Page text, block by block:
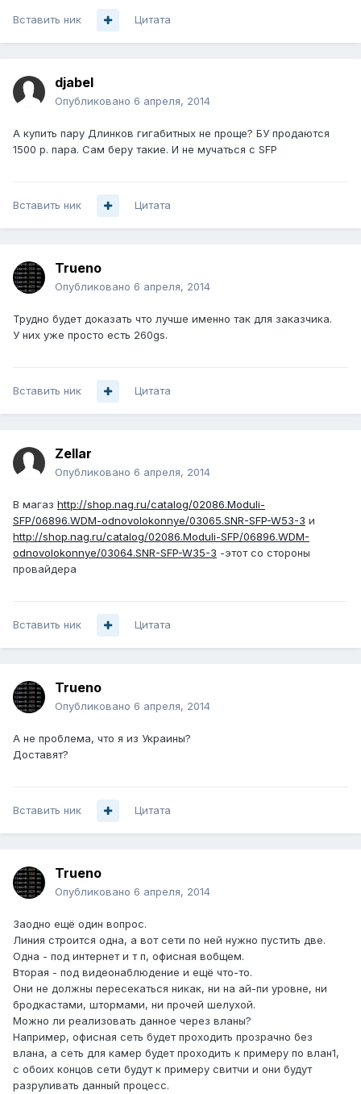
Вставить ник Цитата
djabel
Опубликовано 6 апреля, 2014
А купить пару Длинков гигабитных не проще? БУ продаются
1500 р. пара. Сам беру такие. И не мучаться с SFP
Вставить ник Цитата
Trueno
Опубликовано 6 апреля, 2014
Трудно будет доказать что лучше именно так для заказчика.
У них уже просто есть 260gs.
Вставить ник Цитата
Zellar
Опубликовано 6 апреля, 2014
В магаз http://shop.nag.ru/catalog/02086.Moduli-
SFP/06896.WDM-odnovolokonnye/03065.SNR-SFP-W53-3 и
http://shop.nag.ru/catalog/02086.Moduli-SFP/06896.WDM-
odnovolokonnye/03064.SNR-SFP-W35-3 -этот со стороны
провайдера
Вставить ник Цитата
Trueno
Опубликовано 6 апреля, 2014
А не проблема, что я из Украины?
Доставят?
Вставить ник Цитата
Trueno
Опубликовано 6 апреля, 2014
Заодно ещё один вопрос.
Линия строится одна, а вот сети по ней нужно пустить две.
Одна - под интернет и т п, офисная вобщем.
Вторая - под видеонаблюдение и ещё что-то.
Они не должны пересекаться никак, ни на ай-пи уровне, ни
бродкастами, штормами, ни прочей шелухой.
Можно ли реализовать данное через вланы?
Например, офисная сеть будет проходить прозрачно без
влана, а сеть для камер будет проходить к примеру по влан1,
с обоих концов сети будут к примеру свитчи и они будут
разруливать данный процесс.